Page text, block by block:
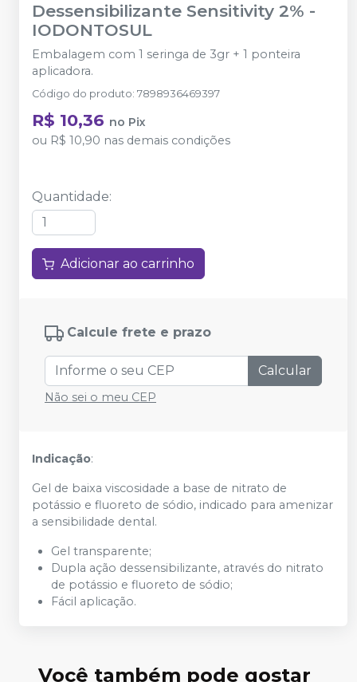
Dessensibilizante Sensitivity 2% -
IODONTOSUL
Embalagem com 1 seringa de 3gr + 1 ponteira
aplicadora.
Código do produto: 7898936469397
R$ 10,36 no Pix
ou R$ 10,90 nas demais condições
Quantidade:
Adicionar ao carrinho
Calcule frete e prazo
Calcular
Não sei o meu CEP
Indicação:
Gel de baixa viscosidade a base de nitrato de
potássio e fluoreto de sódio, indicado para amenizar
a sensibilidade dental.
Gel transparente;
Dupla ação dessensibilizante, através do nitrato
de potássio e fluoreto de sódio;
Fácil aplicação.
Você também pode gostar